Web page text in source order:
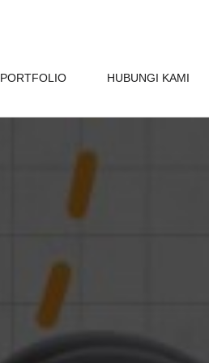
PORTFOLIO HUBUNGI KAMI